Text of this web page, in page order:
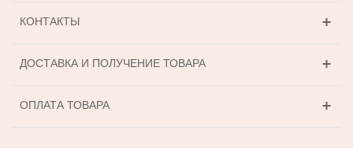
КОНТАКТЫ
ДОСТАВКА И ПОЛУЧЕНИЕ ТОВАРА
ОПЛАТА ТОВАРА